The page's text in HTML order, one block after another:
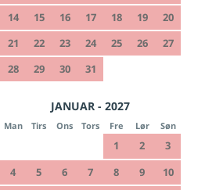
14
15 16 17 18 19
20
21
22 23 24 25 26
27
28
29 30 31
JANUAR - 2027
Man Tirs Ons Tors Fre Lør Søn
1 2
3
4
5 6 7 8 9
10